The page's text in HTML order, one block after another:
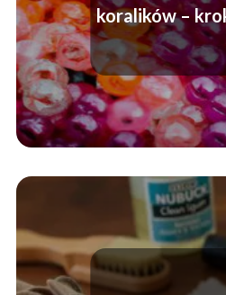
koralików –